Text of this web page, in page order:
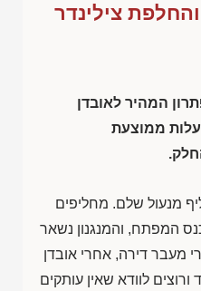
צילינדר
המהיר לאובדן
ממוצעת
מנעול שלם. מחליפים
המפתח, והמנגנון נשאר
מעבר דירה, אחרי אובדן
לוודא שאין עותקים